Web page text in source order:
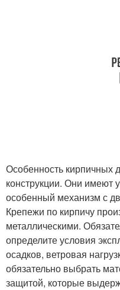
Особенность кирпичных
конструкции. Они имеют
особенный механизм с
Крепежи по кирпичу
металлическими.
определите условия
осадков, ветровая
обязательно выбрать
защитой, которые